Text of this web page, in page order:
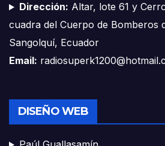
Dirección: Altar, lote 61 y
cuadra del Cuerpo de Bomberos
Sangolquí, Ecuador
Email:
DISEÑO WEB